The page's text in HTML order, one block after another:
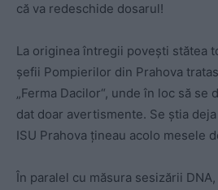
că va redeschide dosarul!
La originea întregii povești stătea
șefii Pompierilor din Prahova
„Ferma Dacilor“, unde în loc să se
dat doar avertismente. Se știa
ISU Prahova țineau acolo mesele
În paralel cu măsura sesizării